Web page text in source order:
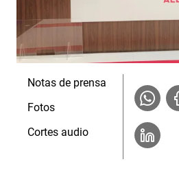
Notas de prensa
Fotos
Cortes audio